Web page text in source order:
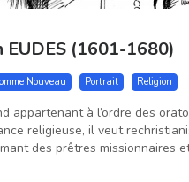
EUDES (1601-1680)
Nouveau Portrait Religion
appartenant à l’ordre des
religieuse, il veut
des prêtres missionnaires